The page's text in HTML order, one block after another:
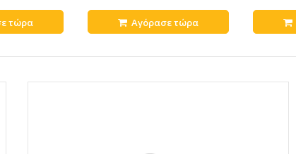
τώρα Αγόρασε τώρα